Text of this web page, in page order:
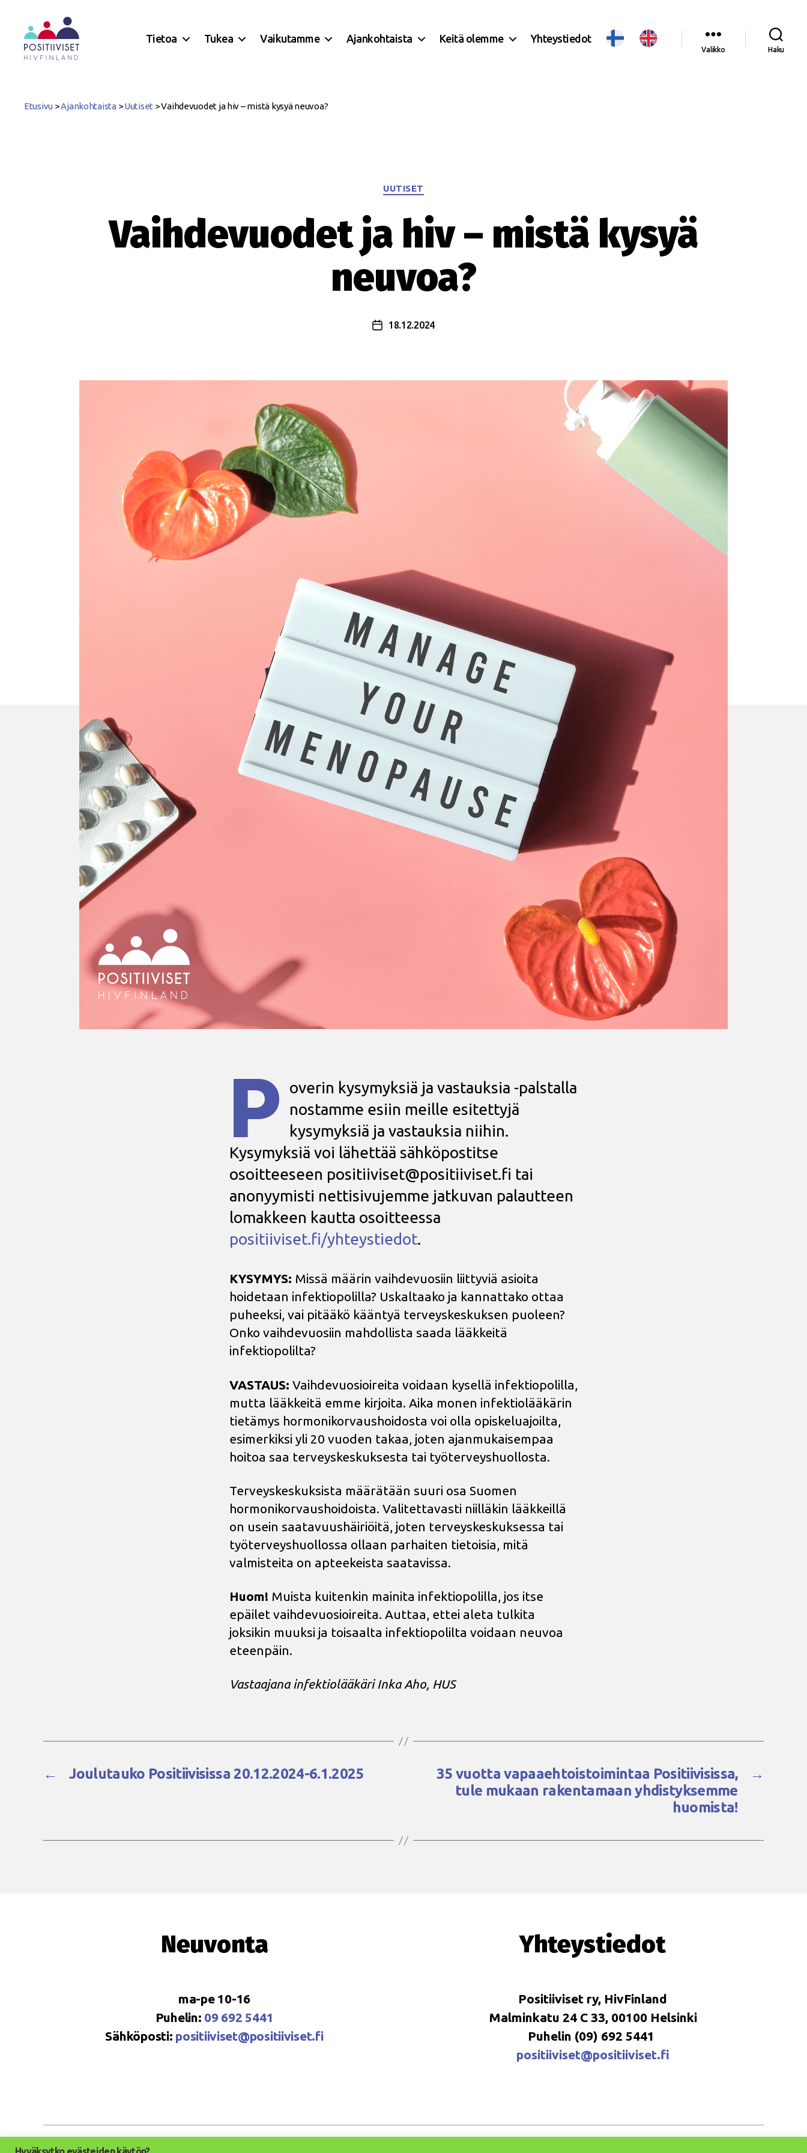
Tietoa Tukea Vaikutamme Ajankohtaista Keitä olemme Yhteystiedot
Valikko Haku
Etusivu >Ajankohtaista >Uutiset >Vaihdevuodet ja hiv – mistä kysyä neuvoa?
Kategoriat
UUTISET
Vaihdevuodet ja hiv – mistä kysyä
neuvoa?
Julkaisupäivämäärä
18.12.2024
P
overin kysymyksiä ja vastauksia -palstalla
nostamme esiin meille esitettyjä
kysymyksiä ja vastauksia niihin.
Kysymyksiä voi lähettää sähköpostitse
osoitteeseen positiiviset@positiiviset.fi tai
anonyymisti nettisivujemme jatkuvan palautteen
lomakkeen kautta osoitteessa
positiiviset.fi/yhteystiedot.
KYSYMYS: Missä määrin vaihdevuosiin liittyviä asioita
hoidetaan infektiopolilla? Uskaltaako ja kannattako ottaa
puheeksi, vai pitääkö kääntyä terveyskeskuksen puoleen?
Onko vaihdevuosiin mahdollista saada lääkkeitä
infektiopolilta?
VASTAUS: Vaihdevuosioireita voidaan kysellä infektiopolilla,
mutta lääkkeitä emme kirjoita. Aika monen infektiolääkärin
tietämys hormonikorvaushoidosta voi olla opiskeluajoilta,
esimerkiksi yli 20 vuoden takaa, joten ajanmukaisempaa
hoitoa saa terveyskeskuksesta tai työterveyshuollosta.
Terveyskeskuksista määrätään suuri osa Suomen
hormonikorvaushoidoista. Valitettavasti niilläkin lääkkeillä
on usein saatavuushäiriöitä, joten terveyskeskuksessa tai
työterveyshuollossa ollaan parhaiten tietoisia, mitä
valmisteita on apteekeista saatavissa.
Huom! Muista kuitenkin mainita infektiopolilla, jos itse
epäilet vaihdevuosioireita. Auttaa, ettei aleta tulkita
joksikin muuksi ja toisaalta infektiopolilta voidaan neuvoa
eteenpäin.
Vastaajana infektiolääkäri Inka Aho, HUS
← Joulutauko Positiivisissa 20.12.2024-6.1.2025 →
35 vuotta vapaaehtoistoimintaa Positiivisissa,
tule mukaan rakentamaan yhdistyksemme
huomista!
Neuvonta
ma-pe 10-16
Puhelin: 09 692 5441
Sähköposti: positiiviset@positiiviset.fi
Yhteystiedot
Positiiviset ry, HivFinland
Malminkatu 24 C 33, 00100 Helsinki
Puhelin (09) 692 5441
positiiviset@positiiviset.fi